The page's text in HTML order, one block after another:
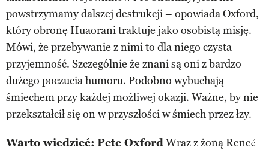
powstrzymamy dalszej destrukcji – opowiada Oxford,
który obronę Huaorani traktuje jako osobistą misję.
Mówi, że przebywanie z nimi to dla niego czysta
przyjemność. Szczególnie że znani są oni z bardzo
dużego poczucia humoru. Podobno wybuchają
śmiechem przy każdej możliwej okazji. Ważne, by nie
przekształcił się on w przyszłości w śmiech przez łzy.
Warto wiedzieć: Pete OxfordWraz z żoną Reneé